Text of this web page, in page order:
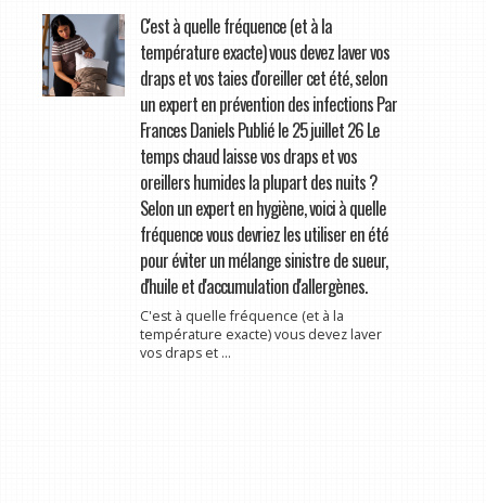
C'est à quelle fréquence (et à la
température exacte) vous devez laver vos
draps et vos taies d'oreiller cet été, selon
un expert en prévention des infections Par
Frances Daniels Publié le 25 juillet 26 Le
temps chaud laisse vos draps et vos
oreillers humides la plupart des nuits ?
Selon un expert en hygiène, voici à quelle
fréquence vous devriez les utiliser en été
pour éviter un mélange sinistre de sueur,
d'huile et d'accumulation d'allergènes.
C'est à quelle fréquence (et à la
température exacte) vous devez laver
vos draps et ...